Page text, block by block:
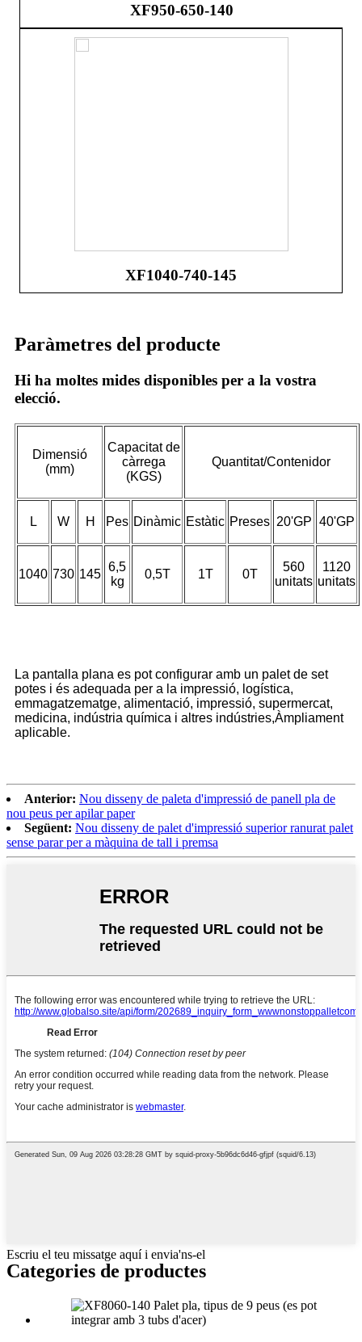
XF950-650-140
XF1040-740-145
Paràmetres del producte
Hi ha moltes mides disponibles per a la vostra
elecció.
Dimensió
(mm)
Capacitat de
càrrega
(KGS)
Quantitat/Contenidor
L W H Pes Dinàmic Estàtic Preses 20'GP 40'GP
1040 730 145
6,5
kg
0,5T 1T 0T
560
unitats
1120
unitats
La pantalla plana es pot configurar amb un palet de set
potes i és adequada per a la impressió, logística,
emmagatzematge, alimentació, impressió, supermercat,
medicina, indústria química i altres indústries,Àmpliament
aplicable.
Anterior: Nou disseny de paleta d'impressió de panell pla de
nou peus per apilar paper
Següent: Nou disseny de palet d'impressió superior ranurat palet
sense parar per a màquina de tall i premsa
Escriu el teu missatge aquí i envia'ns-el
Categories de productes